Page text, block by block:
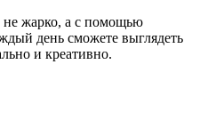
не жарко, а с помощью
день сможете выглядеть
и креативно.